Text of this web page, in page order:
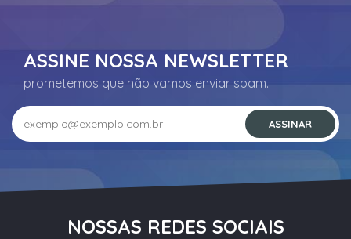
ASSINE NOSSA NEWSLETTER
prometemos que não vamos enviar spam.
NOSSAS REDES SOCIAIS